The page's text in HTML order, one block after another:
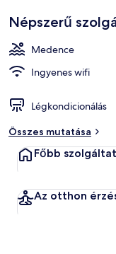
Népszerű
Medence
Ingyenes wifi
Légkondicionálás
Összes mutatása
Főbb
Az otthon